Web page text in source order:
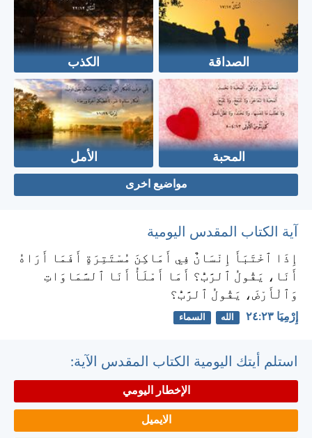
الصداقة الكذب
المحبة الأمل
مواضيع اخرى
آية الكتاب المقدس اليومية
إِذَا ٱخْتَبَأَ إِنْسَانٌ فِي أَمَاكِنَ مُسْتَتِرَةٍ أَفَمَا أَرَاهُ
أَنَا، يَقُولُ ٱلرَّبُّ؟ أَمَا أَمْلَأُ أَنَا ٱلسَّمَاوَاتِ
وَٱلْأَرْضَ، يَقُولُ ٱلرَّبُّ؟
إِرْمِيَا ٢٣:‏٢٤ الله السماء
استلم أيتك اليومية الكتاب المقدس الآية:
الإخطار اليومي
الايميل